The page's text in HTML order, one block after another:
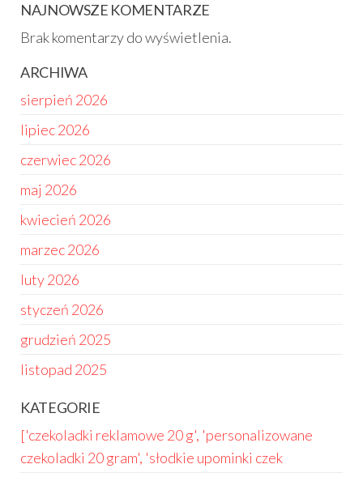
NAJNOWSZE KOMENTARZE
Brak komentarzy do wyświetlenia.
ARCHIWA
sierpień 2026
lipiec 2026
czerwiec 2026
maj 2026
kwiecień 2026
marzec 2026
luty 2026
styczeń 2026
grudzień 2025
listopad 2025
KATEGORIE
['czekoladki reklamowe 20 g', 'personalizowane
czekoladki 20 gram', 'słodkie upominki czek